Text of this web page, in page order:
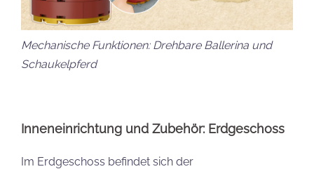
Mechanische Funktionen: Drehbare Ballerina und
Schaukelpferd
Inneneinrichtung und Zubehör: Erdgeschoss
Im Erdgeschoss befindet sich der